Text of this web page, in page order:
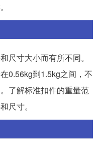
尺寸大小而有所不同。
0.56kg到1.5kg之间，不
了解标准扣件的重量范
尺寸。